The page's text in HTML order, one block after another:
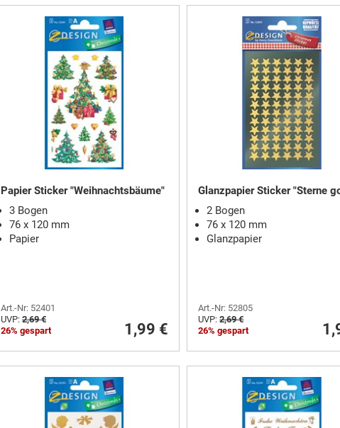
Papier Sticker "Weihnachtsbäume"
3 Bogen
76 x 120 mm
Papier
Art.-Nr: 52401
UVP: 2,69 €
26% gespart
1,99 €
Glanzpapier Sticker "Sterne
2 Bogen
76 x 120 mm
Glanzpapier
Art.-Nr: 52805
UVP:2,69 €
26% gespart